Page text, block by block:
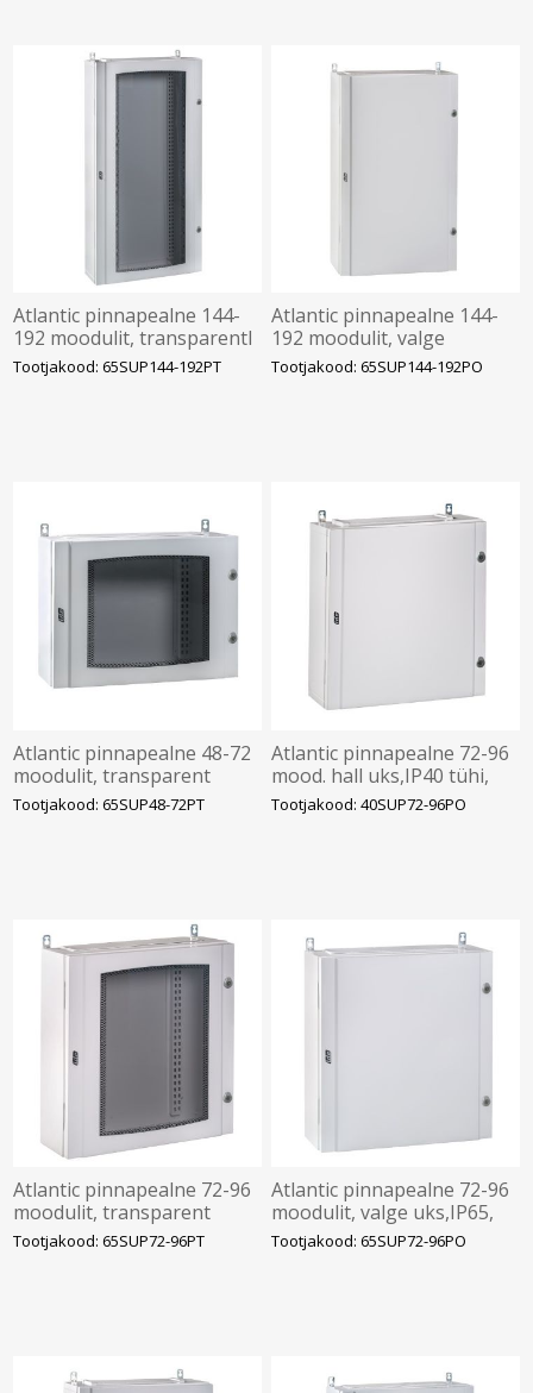
Atlantic pinnapealne 144-
192 moodulit, transparentl
uks,IP65, tühi, IDE
Tootjakood: 65SUP144-192PT
Atlantic pinnapealne 144-
192 moodulit, valge
uks,IP65, tühi, IDE
Tootjakood: 65SUP144-192PO
Atlantic pinnapealne 48-72
moodulit, transparent
uks,IP65, tühi, IDE
Tootjakood: 65SUP48-72PT
Atlantic pinnapealne 72-96
mood. hall uks,IP40 tühi,
IDE
Tootjakood: 40SUP72-96PO
Atlantic pinnapealne 72-96
moodulit, transparent
uks,IP65, tühi, IDE
Tootjakood: 65SUP72-96PT
Atlantic pinnapealne 72-96
moodulit, valge uks,IP65,
tühi, IDE
Tootjakood: 65SUP72-96PO